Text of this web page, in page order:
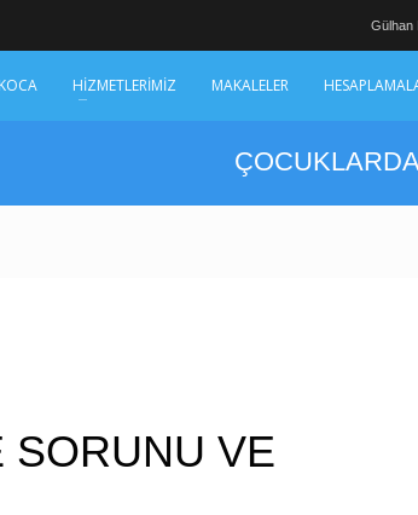
Gülhan
HİZMETLERİMİZ MAKALELER
SORUNU VE